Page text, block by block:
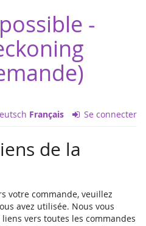
-
Français Se connecter
de la
votre commande, veuillez
avez utilisée. Nous vous
vers toutes les commandes